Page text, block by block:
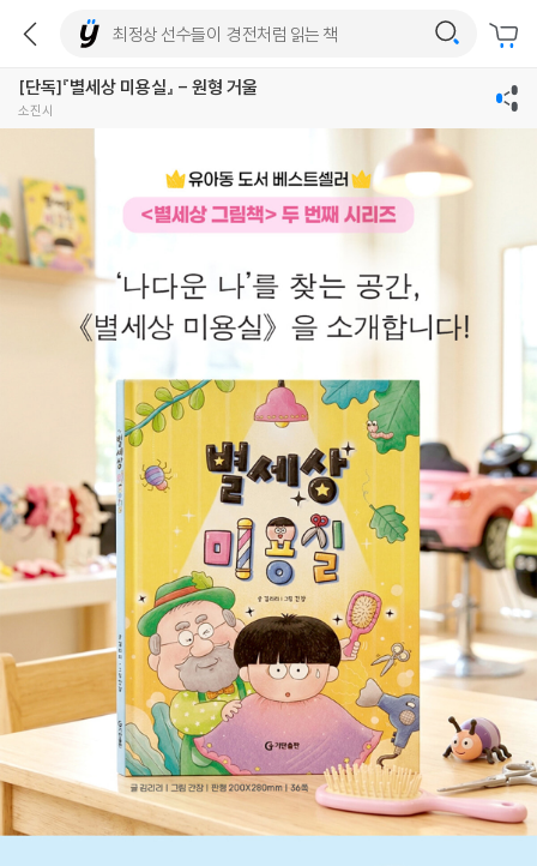
[단독]『별세상 미용실』 - 원형 거울
소진시